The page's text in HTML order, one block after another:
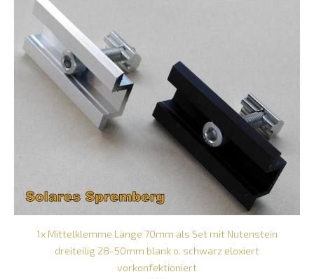
1x Mittelklemme Länge 70mm als Set mit Nutenstein
dreiteilig 28-50mm blank o. schwarz eloxiert
vorkonfektioniert